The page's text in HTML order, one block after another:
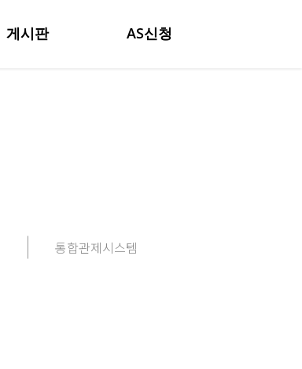
게시판 AS신청
통합관제시스템